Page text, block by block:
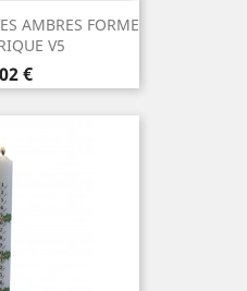
AMBRES FORME
V5
€